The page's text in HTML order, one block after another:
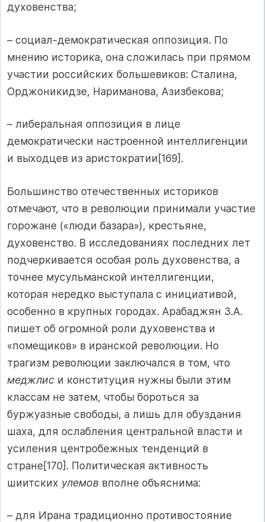
духовенства;
– социал-демократическая оппозиция. По
мнению историка, она сложилась при прямом
участии российских большевиков: Сталина,
Орджоникидзе, Нариманова, Азизбекова;
– либеральная оппозиция в лице
демократически настроенной интеллигенции
и выходцев из аристократии[169].
Большинство отечественных историков
отмечают, что в революции принимали участие
горожане («люди базара»), крестьяне,
духовенство. В исследованиях последних лет
подчеркивается особая роль духовенства, а
точнее мусульманской интеллигенции,
которая нередко выступала с инициативой,
особенно в крупных городах. Арабаджян З.А.
пишет об огромной роли духовенства и
«помещиков» в иранской революции. Но
трагизм революции заключался в том, что
меджлис и конституция нужны были этим
классам не затем, чтобы бороться за
буржуазные свободы, а лишь для обуздания
шаха, для ослабления центральной власти и
усиления центробежных тенденций в
стране[170]. Политическая активность
шиитских улемов вполне объяснима:
– для Ирана традиционно противостояние